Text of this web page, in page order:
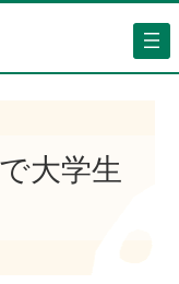
大学生